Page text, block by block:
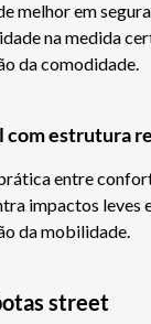
melhor em
na medida
da comodidade.
com estrutura
entre
impactos leves
da mobilidade.
street